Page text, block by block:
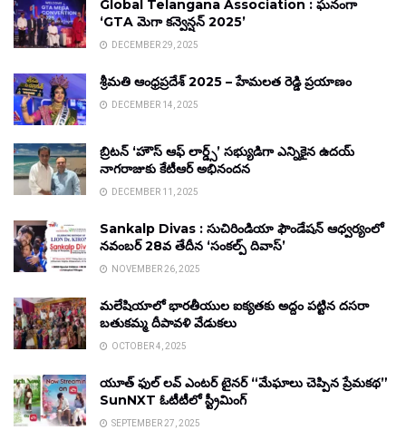
Global Telangana Association : ఘనంగా
‘GTA మెగా కన్వెన్షన్ 2025’
DECEMBER 29, 2025
శ్రీమతి ఆంధ్రప్రదేశ్ 2025 – హేమలత రెడ్డి ప్రయాణం
DECEMBER 14, 2025
బ్రిటన్ ‘హౌస్ ఆఫ్ లార్డ్స్’ సభ్యుడిగా ఎన్నికైన ఉదయ్
నాగరాజుకు కేటీఆర్ అభినందన
DECEMBER 11, 2025
Sankalp Divas : సుచిరిండియా ఫౌండేషన్ ఆధ్వర్యంలో
నవంబర్ 28వ తేదీన ‘సంకల్ప్ దివాస్’
NOVEMBER 26, 2025
మలేషియాలో భారతీయుల ఐక్యతకు అద్దం పట్టిన దసరా
బతుకమ్మ దీపావళి వేడుకలు
OCTOBER 4, 2025
యూత్ ఫుల్ లవ్ ఎంటర్ టైనర్ “మేఘాలు చెప్పిన ప్రేమకథ”
SunNXT ఓటీటీలో స్ట్రీమింగ్
SEPTEMBER 27, 2025